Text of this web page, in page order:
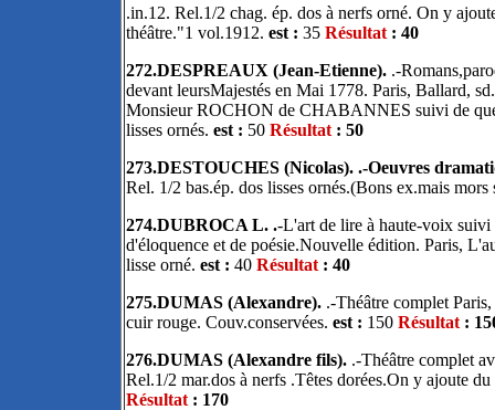
.in.12. Rel.1/2 chag. ép. dos à nerfs orné. On y
théâtre."1 vol.1912. est : 35 Résultat: 40
272.DESPREAUX (Jean-Etienne). .-
devant leursMajestés en Mai 1778. Paris, Ballard,
Monsieur ROCHON de CHABANNES suivi de
lisses ornés. est : 50 Résultat: 50
273.DESTOUCHES (Nicolas). .-Oeuvres
Rel. 1/2 bas.ép. dos lisses ornés.(Bons ex.mais
274.DUBROCA L. .-L'art de lire à haute-voix suivi
d'éloquence et de poésie.Nouvelle édition. Paris,
lisse orné. est : 40 Résultat: 40
275.DUMAS (Alexandre). .-Théâtre complet
cuir rouge. Couv.conservées. est : 150 Résultat:
276.DUMAS (Alexandre fils). .-Théâtre complet
Rel.1/2 mar.dos à nerfs .Têtes dorées.On y ajoute
Résultat: 170